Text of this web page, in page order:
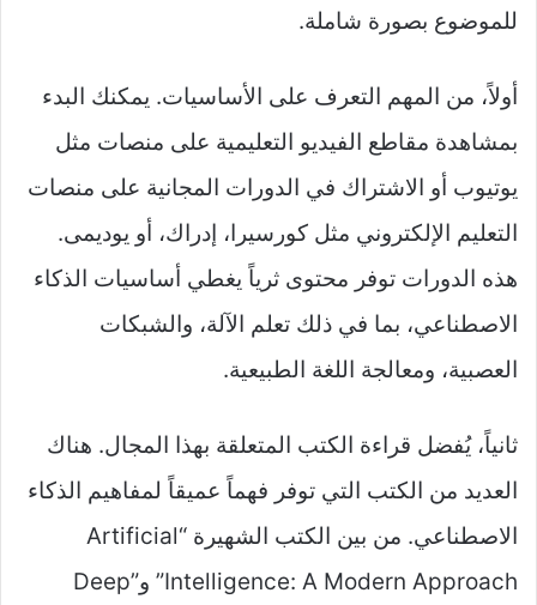
للموضوع بصورة شاملة.
أولاً، من المهم التعرف على الأساسيات. يمكنك البدء
بمشاهدة مقاطع الفيديو التعليمية على منصات مثل
يوتيوب أو الاشتراك في الدورات المجانية على منصات
التعليم الإلكتروني مثل كورسيرا، إدراك، أو يوديمى.
هذه الدورات توفر محتوى ثرياً يغطي أساسيات الذكاء
الاصطناعي، بما في ذلك تعلم الآلة، والشبكات
العصبية، ومعالجة اللغة الطبيعية.
ثانياً، يُفضل قراءة الكتب المتعلقة بهذا المجال. هناك
العديد من الكتب التي توفر فهماً عميقاً لمفاهيم الذكاء
الاصطناعي. من بين الكتب الشهيرة “Artificial
Intelligence: A Modern Approach” و”Deep